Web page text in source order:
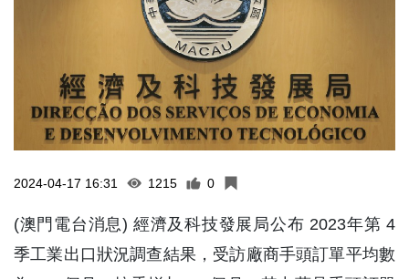
2024-04-17 16:31 1215 0
(澳門電台消息) 經濟及科技發展局公布 2023年第 4
季工業出口狀況調查結果，受訪廠商手頭訂單平均數